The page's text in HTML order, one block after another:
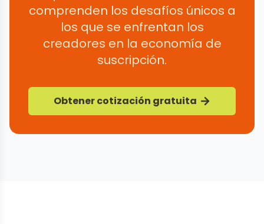
comprenden los desafíos únicos a
los que se enfrentan los
creadores en la economía de
suscripción.
Obtener cotización gratuita